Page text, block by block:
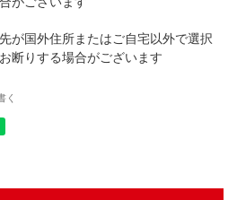
が国外住所またはご自宅以外で選択
断りする場合がございます
く